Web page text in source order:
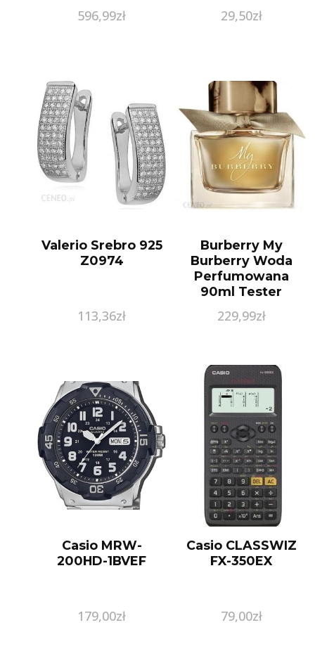
596,99zł 29,50zł
Valerio Srebro 925
Z0974
113,36zł
Burberry My
Burberry Woda
Perfumowana
90ml Tester
229,99zł
Casio MRW-
200HD-1BVEF
179,00zł
Casio CLASSWIZ
FX-350EX
79,00zł